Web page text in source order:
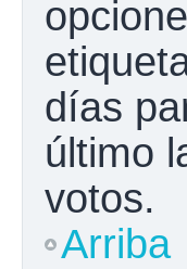
días
último
votos.
Arriba